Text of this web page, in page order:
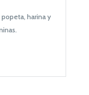
harina y